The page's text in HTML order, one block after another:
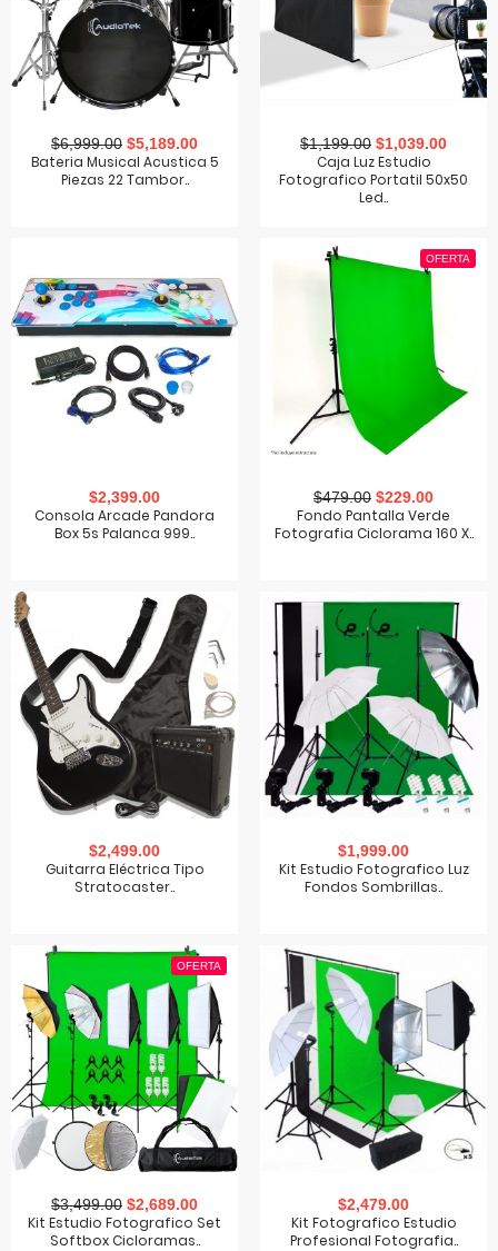
$6,999.00 $5,189.00
Bateria Musical Acustica 5
Piezas 22 Tambor..
$1,199.00 $1,039.00
Caja Luz Estudio
Fotografico Portatil 50x50
Led..
$2,399.00
Consola Arcade Pandora
Box 5s Palanca 999..
OFERTA
$479.00 $229.00
Fondo Pantalla Verde
Fotografia Ciclorama 160 X..
$2,499.00
Guitarra Eléctrica Tipo
Stratocaster..
$1,999.00
Kit Estudio Fotografico Luz
Fondos Sombrillas..
OFERTA
$3,499.00 $2,689.00
Kit Estudio Fotografico Set
Softbox Cicloramas..
$2,479.00
Kit Fotografico Estudio
Profesional Fotografia..